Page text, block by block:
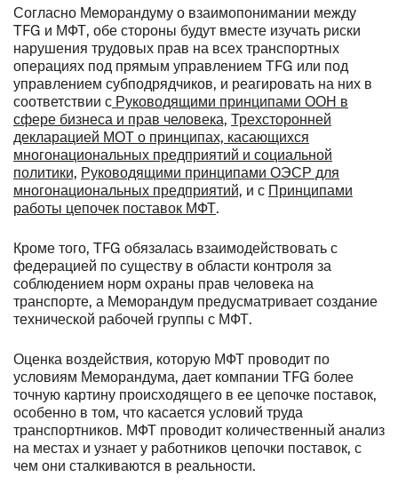
Согласно Меморандуму о взаимопонимании между
TFG и МФТ, обе стороны будут вместе изучать риски
нарушения трудовых прав на всех транспортных
операциях под прямым управлением TFG или под
управлением субподрядчиков, и реагировать на них в
соответствии с Руководящими принципами ООН в
сфере бизнеса и прав человека, Трехсторонней
декларацией МОТ о принципах, касающихся
многонациональных предприятий и социальной
политики, Руководящими принципами ОЭСР для
многонациональных предприятий, и с Принципами
работы цепочек поставок МФТ.
Кроме того, TFG обязалась взаимодействовать с
федерацией по существу в области контроля за
соблюдением норм охраны прав человека на
транспорте, а Меморандум предусматривает создание
технической рабочей группы с МФТ.
Оценка воздействия, которую МФТ проводит по
условиям Меморандума, дает компании TFG более
точную картину происходящего в ее цепочке поставок,
особенно в том, что касается условий труда
транспортников. МФТ проводит количественный анализ
на местах и узнает у работников цепочки поставок, с
чем они сталкиваются в реальности.